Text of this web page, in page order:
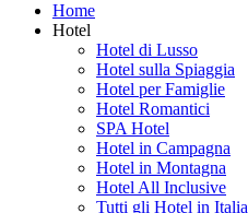
Home
Hotel
Hotel di Lusso
Hotel sulla Spiaggia
Hotel per Famiglie
Hotel Romantici
SPA Hotel
Hotel in Campagna
Hotel in Montagna
Hotel All Inclusive
Tutti gli Hotel in Italia